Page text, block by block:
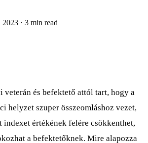
2023 · 3 min read
veterán és befektető attól tart, hogy a
helyzet szuper összeomláshoz vezet,
indexet értékének felére csökkenthet,
a befektetőknek. Mire alapozza